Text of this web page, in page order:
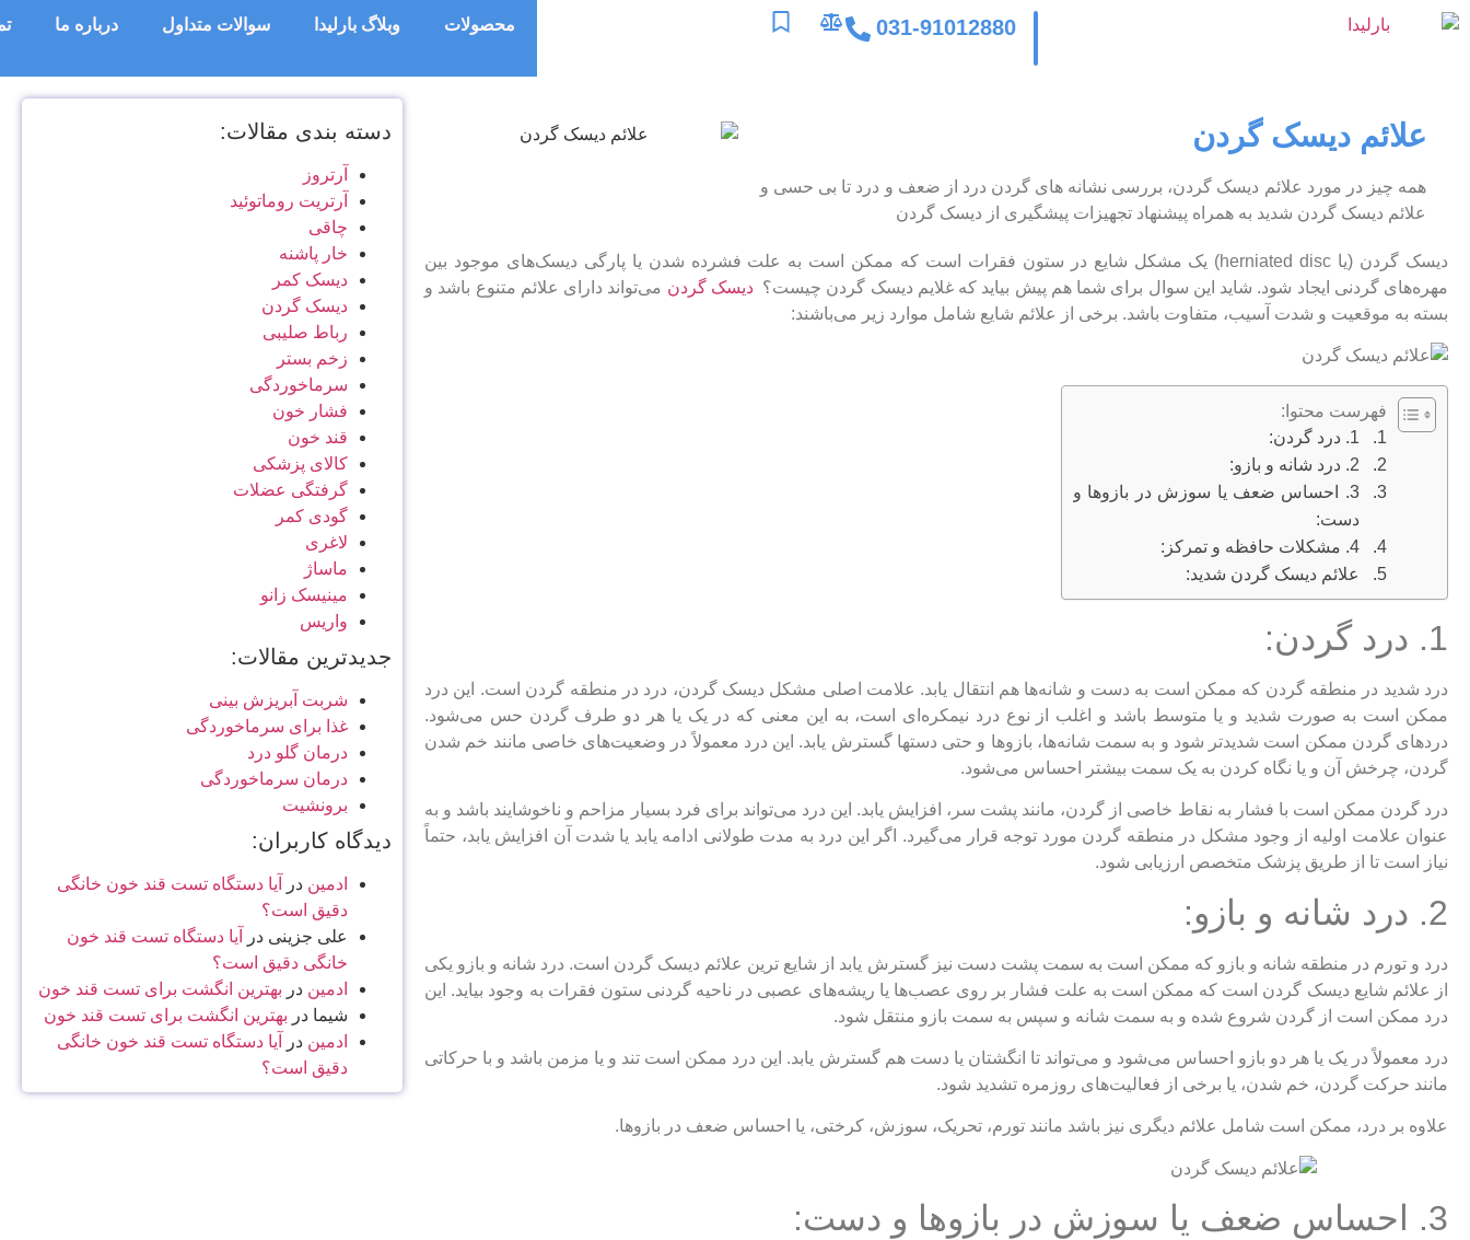
031-91012880 محصولات وبلاگ بارلیدا سوالات متداول درباره ما
علائم دیسک گردن
همه چیز در مورد علائم دیسک گردن، بررسی نشانه های گردن درد از ضعف و درد تا بی حسی و
علائم دیسک گردن شدید به همراه پیشنهاد تجهیزات پیشگیری از دیسک گردن
دیسک گردن (یا herniated disc) یک مشکل شایع در ستون فقرات است که ممکن است به علت فشرده شدن یا پارگی دیسک‌های موجود بین
مهره‌های گردنی ایجاد شود. شاید این سوال برای شما هم پیش بیاید که غلایم دیسک گردن چیست؟دیسک گردن می‌تواند دارای علائم متنوع باشد و
بسته به موقعیت و شدت آسیب، متفاوت باشد. برخی از علائم شایع شامل موارد زیر می‌باشند:
فهرست محتوا:
1. درد گردن:
2. درد شانه و بازو:
3. احساس ضعف یا سوزش در بازوها و
دست:
4. مشکلات حافظه و تمرکز:
علائم دیسک گردن شدید:
1. درد گردن:
درد شدید در منطقه گردن که ممکن است به دست و شانه‌ها هم انتقال یابد. علامت اصلی مشکل دیسک گردن، درد در منطقه گردن است. این درد
ممکن است به صورت شدید و یا متوسط باشد و اغلب از نوع درد نیمکره‌ای است، به این معنی که در یک یا هر دو طرف گردن حس می‌شود.
دردهای گردن ممکن است شدیدتر شود و به سمت شانه‌ها، بازوها و حتی دستها گسترش یابد. این درد معمولاً در وضعیت‌های خاصی مانند خم شدن
گردن، چرخش آن و یا نگاه کردن به یک سمت بیشتر احساس می‌شود.
درد گردن ممکن است با فشار به نقاط خاصی از گردن، مانند پشت سر، افزایش یابد. این درد می‌تواند برای فرد بسیار مزاحم و ناخوشایند باشد و به
عنوان علامت اولیه از وجود مشکل در منطقه گردن مورد توجه قرار می‌گیرد. اگر این درد به مدت طولانی ادامه یابد یا شدت آن افزایش یابد، حتماً
نیاز است تا از طریق پزشک متخصص ارزیابی شود.
2. درد شانه و بازو:
درد و تورم در منطقه شانه و بازو که ممکن است به سمت پشت دست نیز گسترش یابد از شایع ترین علائم دیسک گردن است. درد شانه و بازو یکی
از علائم شایع دیسک گردن است که ممکن است به علت فشار بر روی عصب‌ها یا ریشه‌های عصبی در ناحیه گردنی ستون فقرات به وجود بیاید. این
درد ممکن است از گردن شروع شده و به سمت شانه و سپس به سمت بازو منتقل شود.
درد معمولاً در یک یا هر دو بازو احساس می‌شود و می‌تواند تا انگشتان یا دست هم گسترش یابد. این درد ممکن است تند و یا مزمن باشد و با حرکاتی
مانند حرکت گردن، خم شدن، یا برخی از فعالیت‌های روزمره تشدید شود.
علاوه بر درد، ممکن است شامل علائم دیگری نیز باشد مانند تورم، تحریک، سوزش، کرختی، یا احساس ضعف در بازوها.
3. احساس ضعف یا سوزش در بازوها و دست:
دسته بندی مقالات:
آرتروز
آرتریت روماتوئید
چاقی
خار پاشنه
دیسک کمر
دیسک گردن
رباط صلیبی
زخم بستر
سرماخوردگی
فشار خون
قند خون
کالای پزشکی
گرفتگی عضلات
گودی کمر
لاغری
ماساژ
مینیسک زانو
واریس
جدیدترین مقالات:
شربت آبریزش بینی
غذا برای سرماخوردگی
درمان گلو درد
درمان سرماخوردگی
برونشیت
دیدگاه کاربران:
ادمین در
آیا دستگاه تست قند خون خانگی
دقیق است؟
علی جزینی در
آیا دستگاه تست قند خون
خانگی دقیق است؟
ادمین در بهترین انگشت برای تست قند خون
شیما در بهترین انگشت برای تست قند خون
ادمین در
آیا دستگاه تست قند خون خانگی
دقیق است؟